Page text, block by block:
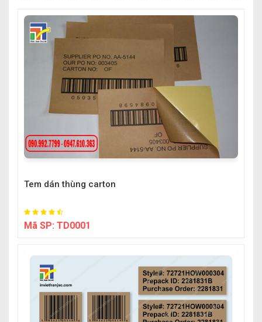
Tem dán thùng carton
Mã SP: TD0001